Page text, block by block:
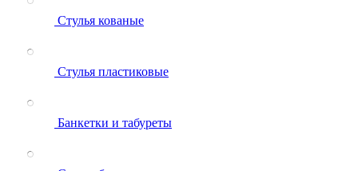
Стулья кованые
Стулья пластиковые
Банкетки и табуреты